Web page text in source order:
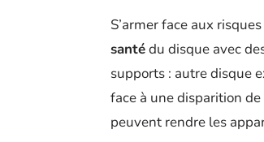
S’armer face aux
santédu disque avec
supports : autre disque
face à une disparition
peuvent rendre les